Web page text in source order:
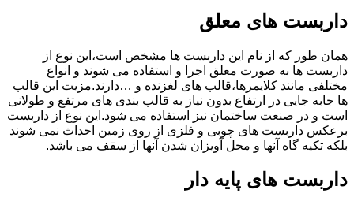
داربست های معلق
همان طور که از نام این داربست ها مشخص است،این نوع از
داربست ها به صورت معلق اجرا و استفاده می شوند و انواع
مختلفی مانند کلایمرها،قالب های لغزنده و …دارند.مزیت این قالب
ها جابه جایی در ارتفاع بدون نیاز به قالب بندی های مرتفع و طولانی
است و در صنعت ساختمان نیز استفاده می شود.این نوع از داربست
برعکس داربست های چوبی و فلزی از روی زمین احداث نمی شوند
بلکه تکیه گاه آنها و محل آویزان شدن آنها از سقف می باشد.
داربست های پایه دار